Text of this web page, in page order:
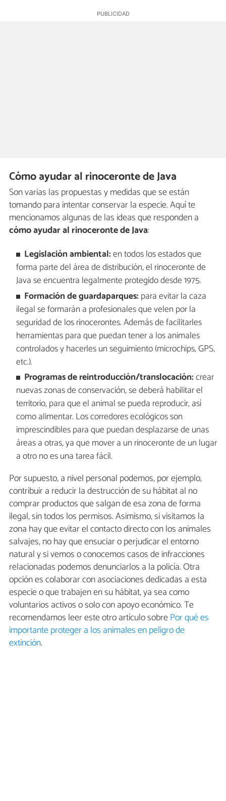
Cómo ayudar al rinoceronte de Java
Son varias las propuestas y medidas que se están
tomando para intentar conservar la especie. Aquí te
mencionamos algunas de las ideas que responden a
cómo ayudar al rinoceronte de Java:
Legislación ambiental:en todos los estados que
forma parte del área de distribución, el rinoceronte de
Java se encuentra legalmente protegido desde 1975.
Formación de guardaparques: para evitar la caza
ilegal se formarán a profesionales que velen por la
seguridad de los rinocerontes. Además de facilitarles
herramientas para que puedan tener a los animales
controlados y hacerles un seguimiento (microchips, GPS,
etc.).
Programas de reintroducción/translocación:crear
nuevas zonas de conservación, se deberá habilitar el
territorio, para que el animal se pueda reproducir, así
como alimentar. Los corredores ecológicos son
imprescindibles para que puedan desplazarse de unas
áreas a otras, ya que mover a un rinoceronte de un lugar
a otro no es una tarea fácil.
Por supuesto, a nivel personal podemos, por ejemplo,
contribuir a reducir la destrucción de su hábitat al no
comprar productos que salgan de esa zona de forma
ilegal, sin todos los permisos. Asimismo, si visitamos la
zona hay que evitar el contacto directo con los animales
salvajes, no hay que ensuciar o perjudicar el entorno
natural y si vemos o conocemos casos de infracciones
relacionadas podemos denunciarlos a la policía. Otra
opción es colaborar con asociaciones dedicadas a esta
especie o que trabajen en su hábitat, ya sea como
voluntarios activos o solo con apoyo económico. Te
recomendamos leer este otro artículo sobrePor qué es
importante proteger a los animales en peligro de
extinción.